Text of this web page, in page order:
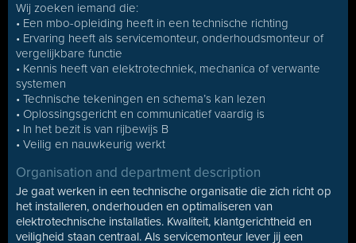
Wij zoeken iemand die:
• Een mbo-opleiding heeft in een technische richting
• Ervaring heeft als servicemonteur, onderhoudsmonteur of
vergelijkbare functie
• Kennis heeft van elektrotechniek, mechanica of verwante
systemen
• Technische tekeningen en schema’s kan lezen
• Oplossingsgericht en communicatief vaardig is
• In het bezit is van rijbewijs B
• Veilig en nauwkeurig werkt
Organisation and department description
Je gaat werken in een technische organisatie die zich richt op
het installeren, onderhouden en optimaliseren van
elektrotechnische installaties. Kwaliteit, klantgerichtheid en
veiligheid staan centraal. Als servicemonteur lever jij een